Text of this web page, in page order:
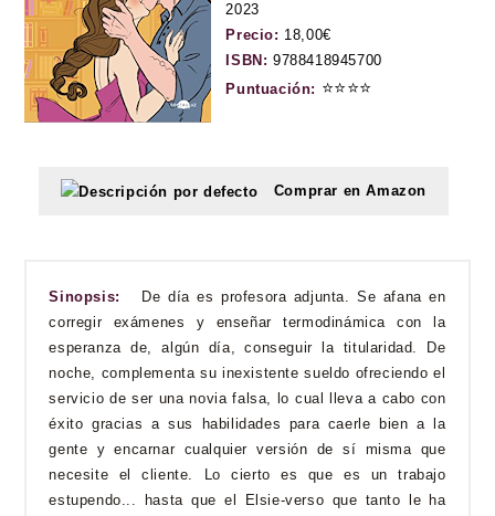
2023
Precio: 18,00€
ISBN: 9788418945700
Puntuación: ⭐⭐⭐⭐
Comprar en Amazon
Sinopsis:
De día es profesora adjunta. Se afana en
corregir exámenes y enseñar termodinámica con la
esperanza de, algún día, conseguir la titularidad. De
noche, complementa su inexistente sueldo ofreciendo el
servicio de ser una novia falsa, lo cual lleva a cabo con
éxito gracias a sus habilidades para caerle bien a la
gente y encarnar cualquier versión de sí misma que
necesite el cliente. Lo cierto es que es un trabajo
estupendo... hasta que el Elsie-verso que tanto le ha